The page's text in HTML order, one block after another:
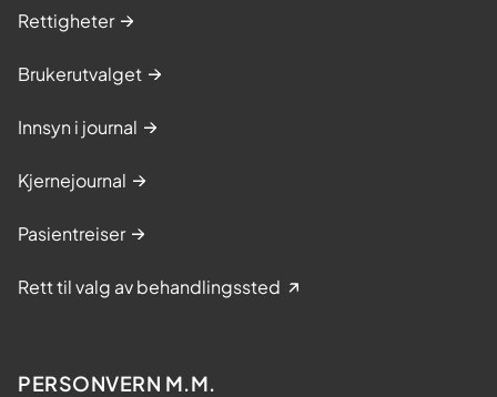
Rettigheter
Brukerutvalget
Innsyn i journal
Kjernejournal
Pasientreiser
Rett til valg av behandlingssted
PERSONVERN M.M.